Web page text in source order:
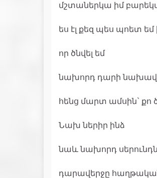
մշտաներկա իմ
ես էլ քեզ պես պոետ
որ ծնվել եմ
նախորդ դարի
հենց մարտ ամսին` քո
Նախ ներիր ինձ
նաև նախորդ
դարավերջը